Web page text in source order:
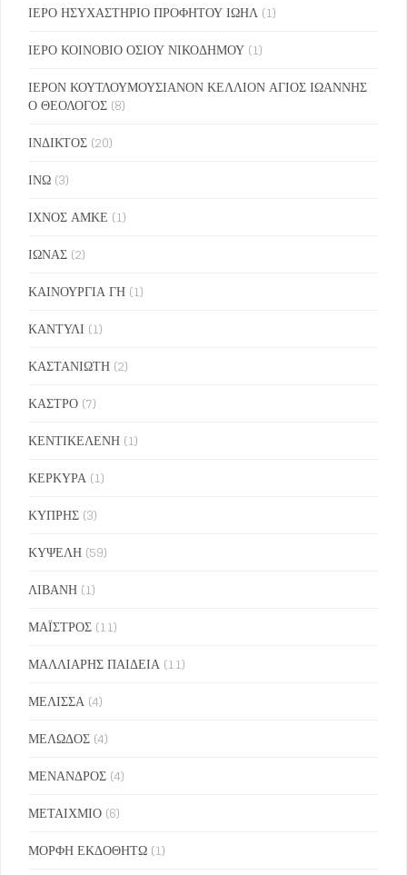
ΙΕΡΟ ΗΣΥΧΑΣΤΗΡΙΟ ΠΡΟΦΗΤΟΥ ΙΩΗΛ (1)
ΙΕΡΟ ΚΟΙΝΟΒΙΟ ΟΣΙΟΥ ΝΙΚΟΔΗΜΟΥ (1)
ΙΕΡΟΝ ΚΟΥΤΛΟΥΜΟΥΣΙΑΝΟΝ ΚΕΛΛΙΟΝ ΑΓΙΟΣ ΙΩΑΝΝΗΣ
Ο ΘΕΟΛΟΓΟΣ (8)
ΙΝΔΙΚΤΟΣ (20)
ΙΝΩ (3)
ΙΧΝΟΣ ΑΜΚΕ (1)
ΙΩΝΑΣ (2)
ΚΑΙΝΟΥΡΓΙΑ ΓΗ (1)
ΚΑΝΤΥΛΙ (1)
ΚΑΣΤΑΝΙΩΤΗ (2)
ΚΑΣΤΡΟ (7)
ΚΕΝΤΙΚΕΛΕΝΗ (1)
ΚΕΡΚΥΡΑ (1)
ΚΥΠΡΗΣ (3)
ΚΥΨΕΛΗ (59)
ΛΙΒΑΝΗ (1)
ΜΑΪΣΤΡΟΣ (11)
ΜΑΛΛΙΑΡΗΣ ΠΑΙΔΕΙΑ (11)
ΜΕΛΙΣΣΑ (4)
ΜΕΛΩΔΟΣ (4)
ΜΕΝΑΝΔΡΟΣ (4)
ΜΕΤΑΙΧΜΙΟ (6)
ΜΟΡΦΗ ΕΚΔΟΘΗΤΩ (1)